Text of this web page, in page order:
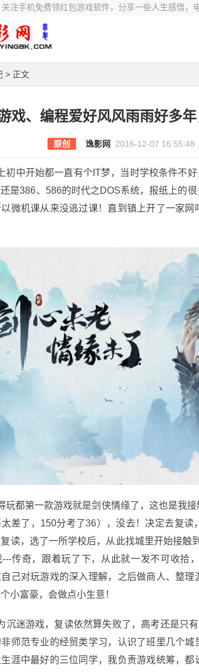
注手机免费领红包游戏软件，分享一些人生感悟
> 正文
戏、编程爱好风风雨雨好多年
原创 逸影网 2016-12-07 16:55:48
中开始都一直有个IT梦，当时学校条件不好
是386、586的时代之DOS系统，报纸上的
微机课从来没逃过课！直到镇上开了一家
都第一款游戏就是剑侠情缘了，这也是我接
差了，150分考了36），没去！决定去复
读，选了一所学校后，从此找城里开始接触
传奇，跟着玩了下，从此就一发不可收拾
己对玩游戏的深入理解，之后做商人、整
小富豪，会做点小生意！
迷游戏，复读依然算失败了，高考还是只
师范专业的经贸类学习，认识了班里几个
涯中最好的三位同学，我负责游戏统筹，